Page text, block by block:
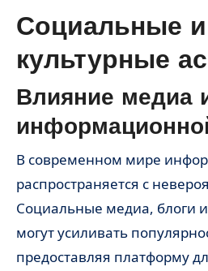
Социальные и
культурные
Влияние медиа
В современном мире
распространяется с
Социальные медиа, блоги
могут усиливать
предоставляя платформу